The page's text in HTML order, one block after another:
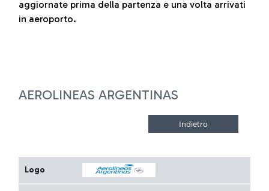
aggiornate prima della partenza e una volta arrivati
in aeroporto.
AEROLINEAS ARGENTINAS
Logo